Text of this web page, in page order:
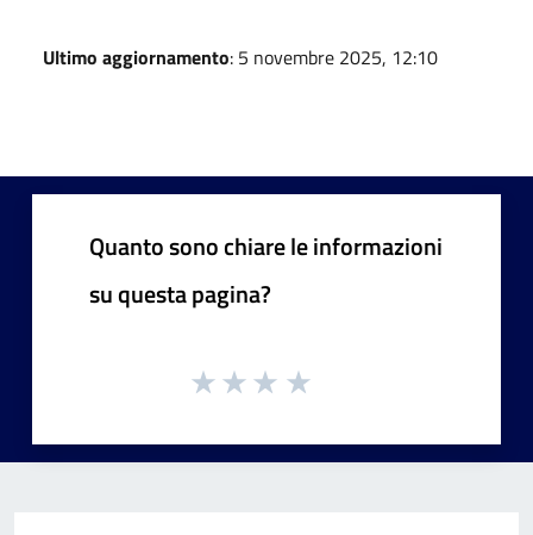
Ultimo aggiornamento: 5 novembre 2025, 12:10
Quanto sono chiare le informazioni
su questa pagina?